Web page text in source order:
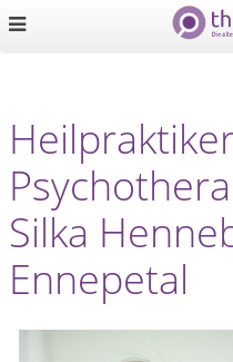
Silka
Ennepetal